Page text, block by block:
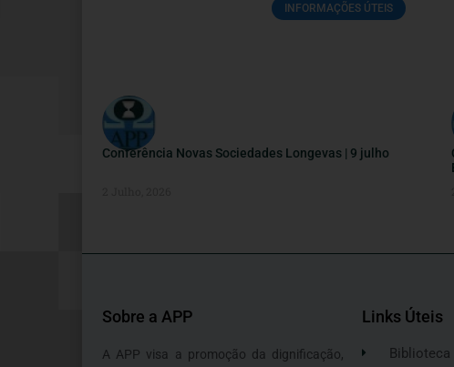
INFORMAÇÕES ÚTEIS
Conferência Novas Sociedades Longevas | 9 julho
Sobre a APP
A APP visa a promoção da dignificação,
Links Úteis
Biblioteca